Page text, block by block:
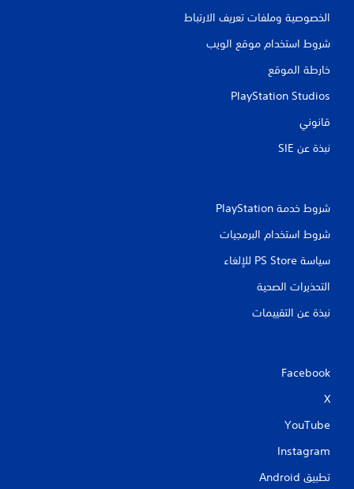
الخصوصية وملفات تعريف الارتباط
شروط استخدام موقع الويب
خارطة الموقع
PlayStation Studios
قانوني
نبذة عن SIE‏
شروط خدمة PlayStation‏
شروط استخدام البرمجيات
سياسة PS Store للإلغاء
التحذيرات الصحية
نبذة عن التقييمات
Facebook
X
YouTube
Instagram
تطبيق Android‏